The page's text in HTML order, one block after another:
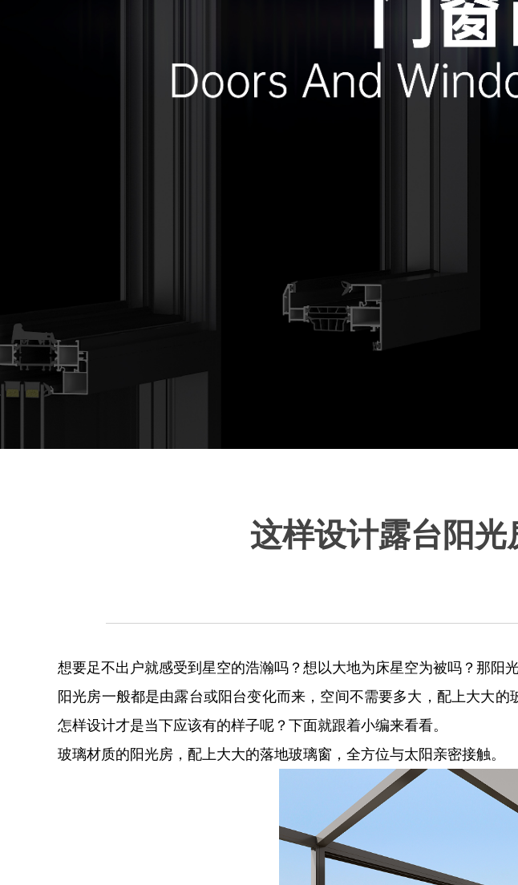
这样设计露台阳光
想要足不出户就感受到星空的浩瀚吗？想以大地为床星空为被吗？那阳
阳光房一般都是由露台或阳台变化而来，空间不需要多大，配上大大
怎样设计才是当下应该有的样子呢？下面就跟着小编来看看。
玻璃材质的阳光房，配上大大的落地玻璃窗，全方位与太阳亲密接触。